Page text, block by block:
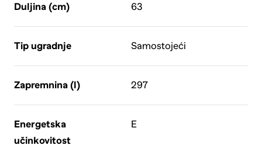
Duljina (cm) 63
Tip ugradnje Samostojeći
Zapremnina (l) 297
Energetska
učinkovitost
E